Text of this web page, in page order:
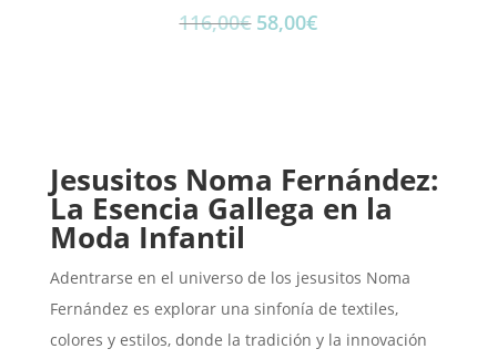
116,00€ El
58,00€El
Jesusitos Noma Fernández:
La Esencia Gallega en la
Moda Infantil
Adentrarse en el universo de los jesusitos Noma
Fernández es explorar una sinfonía de textiles,
colores y estilos, donde la tradición y la innovación